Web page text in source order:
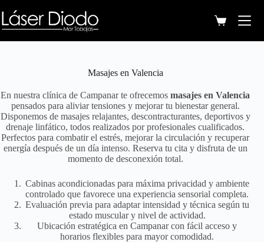
Masajes en Valencia
En nuestra clínica de Campanar te ofrecemosmasajes en Valencia
pensados para aliviar tensiones y mejorar tu bienestar general.
Disponemos de masajes relajantes, descontracturantes, deportivos y
drenaje linfático, todos realizados por profesionales cualificados.
Perfectos para combatir el estrés, mejorar la circulación y recuperar
energía después de un día intenso. Reserva tu cita y disfruta de un
momento de desconexión total.
Cabinas acondicionadas para máxima privacidad y ambiente
controlado que favorece una experiencia sensorial completa.
Evaluación previa para adaptar intensidad y técnica según tu
estado muscular y nivel de actividad.
Ubicación estratégica en Campanar con fácil acceso y
horarios flexibles para mayor comodidad.